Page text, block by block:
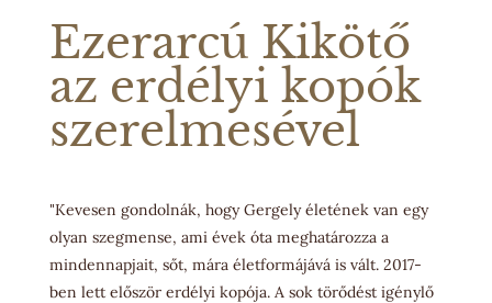
Ezerarcú Kikötő
az erdélyi kopók
szerelmesével
"Kevesen gondolnák, hogy Gergely életének van egy
olyan szegmense, ami évek óta meghatározza a
mindennapjait, sőt, mára életformájává is vált. 2017-
ben lett először erdélyi kopója. A sok törődést igénylő